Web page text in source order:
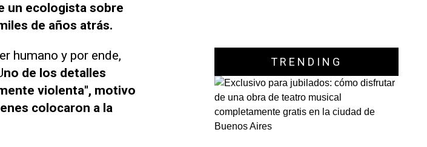
un ecologista sobre
de años atrás.
humano y por ende,
no de los detalles
violenta", motivo
colocaron a la
TRENDING